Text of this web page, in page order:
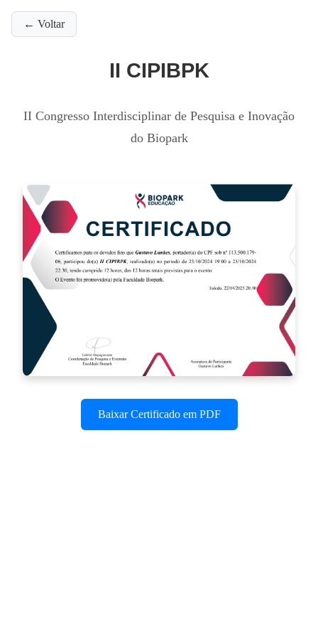
← Voltar
II CIPIBPK
II Congresso Interdisciplinar de Pesquisa e Inovação
do Biopark
Baixar Certificado em PDF